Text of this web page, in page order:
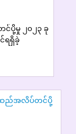
ပို့မှု ၂၀၂၃ ခု
ရရှိခဲ့